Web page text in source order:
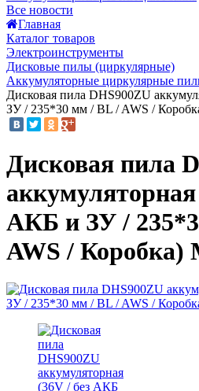
Все новости
Главная
Каталог товаров
Электроинструменты
Дисковые пилы (циркулярные)
Аккумуляторные циркулярные
Дисковая пила DHS900ZU
ЗУ / 235*30 мм / BL / AWS /
Дисковая пила
аккумуляторная
АКБ и ЗУ /
AWS /